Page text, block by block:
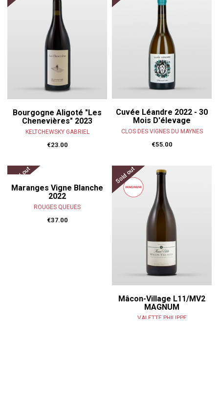
Bourgogne Aligoté "Les
Chenevières" 2023
KELTCHEWSKY GABRIEL
€23.00
Cuvée Léandre 2022 - 30
Mois D'élevage
CLOS DES VIGNES DU MAYNES
€55.00
Sold out
Maranges Vigne Blanche
2022
ROUGES QUEUES
€37.00
Sold out
Mâcon-Village L11/MV2
MAGNUM
VALETTE PHILIPPE